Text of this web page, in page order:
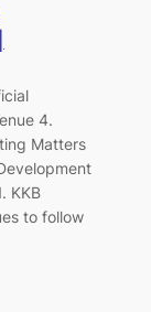
4.
Matters
KKB
to follow